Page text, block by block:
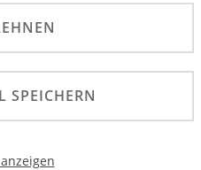
Deutsche Motoball-
Meisterschaft
MSC Philippsburg e.V.
SPEICHERN